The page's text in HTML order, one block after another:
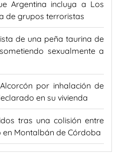
Argentina incluya a Los
de grupos terroristas
de una peña taurina de
sexualmente a
por inhalación de
en su vivienda
tras una colisión entre
Montalbán de Córdoba